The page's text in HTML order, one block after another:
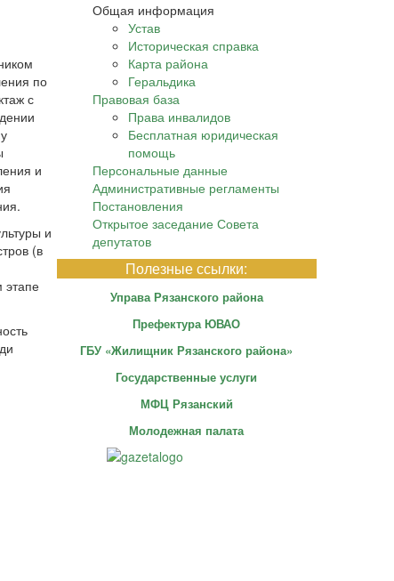
по
с
и
и
(в
этапе
Общая информация
Устав
Историческая справка
Карта района
Геральдика
Правовая база
Права инвалидов
Бесплатная юридическая
помощь
Персональные данные
Административные регламенты
Постановления
Открытое заседание Совета
депутатов
Полезные ссылки:
Управа Рязанского района
Префектура ЮВАО
ГБУ «Жилищник Рязанского района»
Государственные услуги
МФЦ Рязанский
Молодежная палата